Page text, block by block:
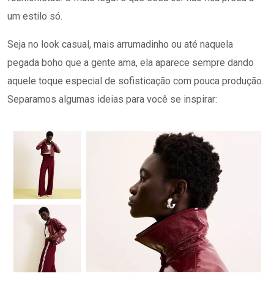
um estilo só.
Seja no look casual, mais arrumadinho ou até naquela
pegada boho que a gente ama, ela aparece sempre dando
aquele toque especial de sofisticação com pouca produção.
Separamos algumas ideias para você se inspirar: